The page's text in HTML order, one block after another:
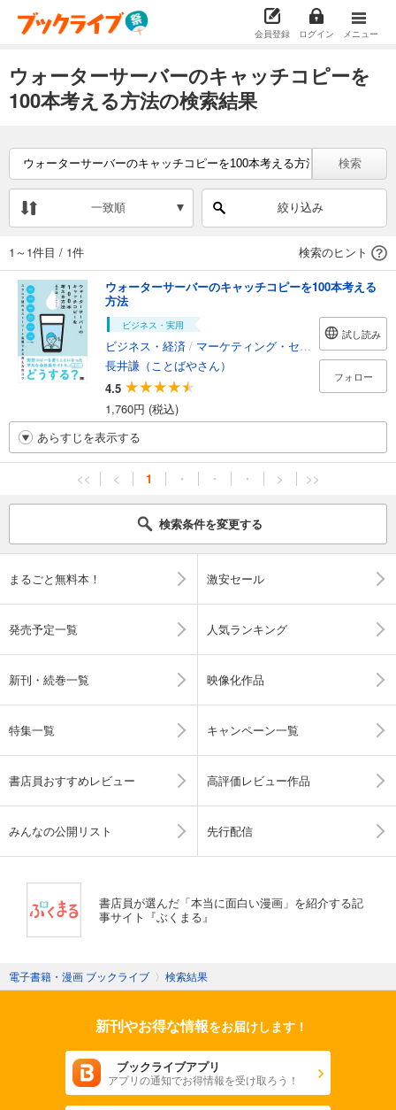
会員登録 ログイン メニュー
ウォーターサーバーのキャッチコピーを
100本考える方法の検索結果
検索
一致順 絞り込み
1～1件目 / 1件 検索のヒント
ウォーターサーバーのキャッチコピーを100本考える
方法
ビジネス・実用
ビジネス・経済 / マーケティング・セールス
長井謙（ことばやさん）
4.5
1,760円 (税込)
試し読み
フォロー
あらすじを表示する
<< < 1 ・ ・ ・ > >>
検索条件を変更する
まるごと無料本！ 激安セール
発売予定一覧 人気ランキング
新刊・続巻一覧 映像化作品
特集一覧 キャンペーン一覧
書店員おすすめレビュー 高評価レビュー作品
みんなの公開リスト 先行配信
書店員が選んだ「本当に面白い漫画」を紹介する記
事サイト『ぶくまる』
電子書籍・漫画 ブックライブ 〉 検索結果
新刊やお得な情報をお届けします！
ブックライブアプリ
アプリの通知でお得情報を受け取ろう！